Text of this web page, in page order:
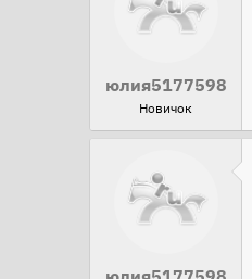
юлия5177598
Новичок